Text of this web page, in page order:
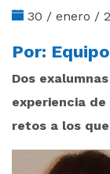
30 / enero /
Por:
Dos
experiencia
retos a los